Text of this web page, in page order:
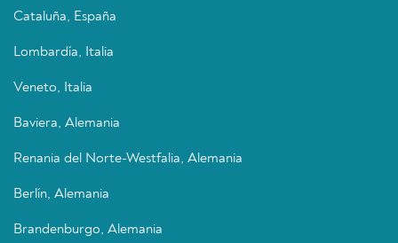
Cataluña, España
Lombardía, Italia
Veneto, Italia
Baviera, Alemania
Renania del Norte-Westfalia, Alemania
Berlín, Alemania
Brandenburgo, Alemania